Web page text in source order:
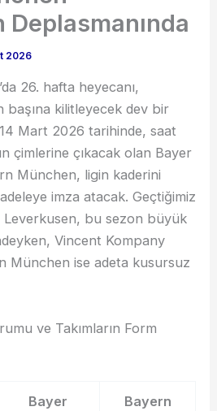
Deplasmanında
2026
26. hafta heyecanı,
kilitleyecek dev bir
Mart 2026 tarihinde, saat
çimlerine çıkacak olan Bayer
München, ligin kaderini
imza atacak. Geçtiğimiz
bu sezon büyük
Vincent Kompany
München ise adeta kusursuz
ve Takımların Form
Bayer
Bayern